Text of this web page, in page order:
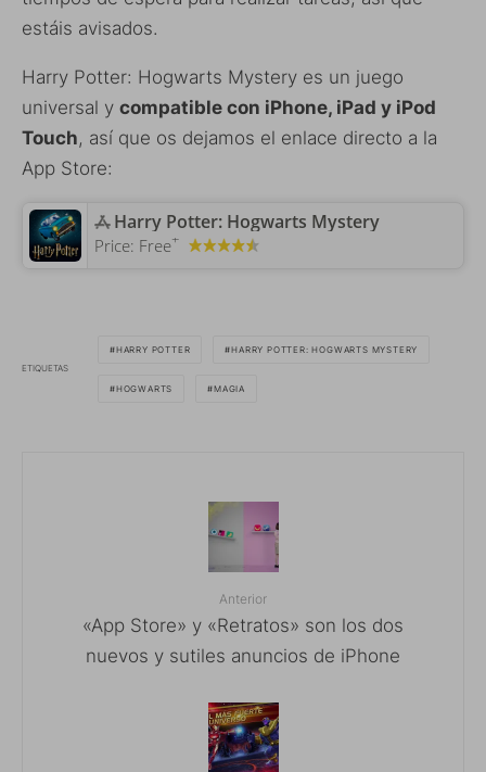
estáis avisados.
Harry Potter: Hogwarts Mystery es un juego
universal y compatible con iPhone, iPad y iPod
Touch, así que os dejamos el enlace directo a la
App Store:
‎Harry Potter: Hogwarts Mystery
Price: Free+
ETIQUETAS
HARRY POTTER HARRY POTTER: HOGWARTS MYSTERY
HOGWARTS MAGIA
Anterior
«App Store» y «Retratos» son los dos
nuevos y sutiles anuncios de iPhone